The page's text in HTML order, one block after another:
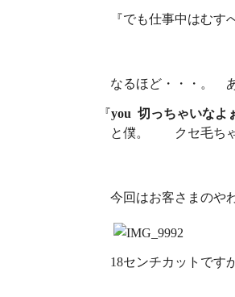
『でも仕事中はむ
なるほど・・・。
『you 切っちゃいなよ
と僕。 クセ毛ちゃ
今回はお客さまのや
18センチカットです